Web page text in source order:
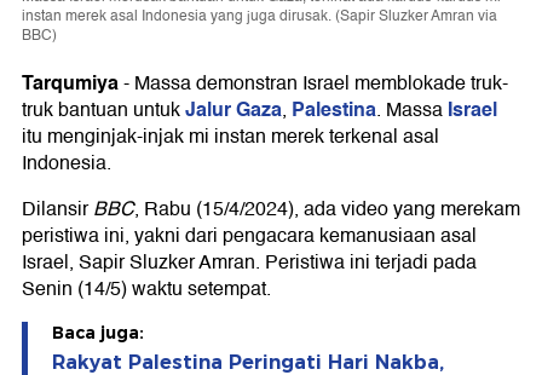
instan merek asal Indonesia yang juga dirusak. (Sapir Sluzker Amran via
BBC)
Tarqumiya-Massa demonstran Israel memblokade truk-
truk bantuan untukJalur Gaza, Palestina. MassaIsrael
itu menginjak-injak mi instan merek terkenal asal
Indonesia.
DilansirBBC, Rabu (15/4/2024), ada video yang merekam
peristiwa ini, yakni dari pengacara kemanusiaan asal
Israel, Sapir Sluzker Amran. Peristiwa ini terjadi pada
Senin (14/5) waktu setempat.
Baca juga:
Rakyat Palestina Peringati Hari Nakba,